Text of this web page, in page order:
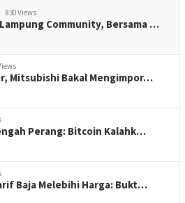
830 Views
Community, Bersama …
Mitsubishi Bakal Mengimpor…
Perang: Bitcoin Kalahk…
Baja Melebihi Harga: Bukt…